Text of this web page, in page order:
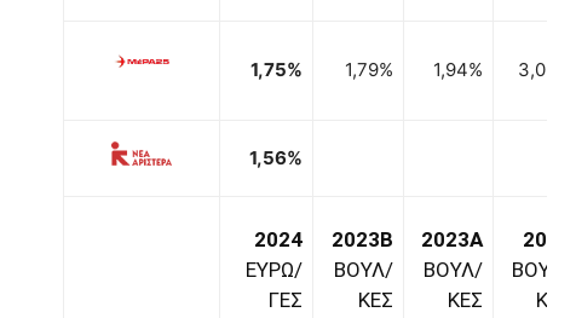
1,75% 1,79% 1,94% 3,06%
1,56%
2024
ΕΥΡΩ/
ΓΕΣ
2023B
ΒΟΥΛ/
ΚΕΣ
2023A
ΒΟΥΛ/
ΚΕΣ
2019
ΒΟΥΛ/
ΚΕΣ